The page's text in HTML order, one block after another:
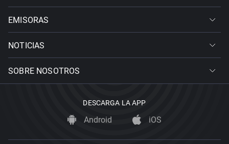
EMISORAS
NOTICIAS
SOBRE NOSOTROS
DESCARGA LA APP
Android iOS